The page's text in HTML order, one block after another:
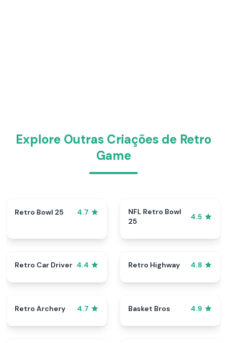
Explore Outras Criações de Retro
Game
Retro Bowl 25 4.7
NFL Retro Bowl
25
4.5
Retro Car Driver 4.4 Retro Highway 4.8
Retro Archery 4.7 Basket Bros 4.9